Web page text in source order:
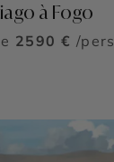
à Fogo
2590 € /pers